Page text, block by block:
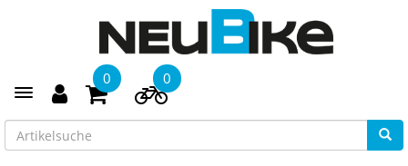
Toggle navigation
0 0